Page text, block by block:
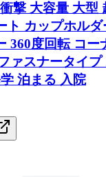
撃 大容量 大型
ト カップホルダ
360度回転 コー
ァスナータイ
泊まる 入院